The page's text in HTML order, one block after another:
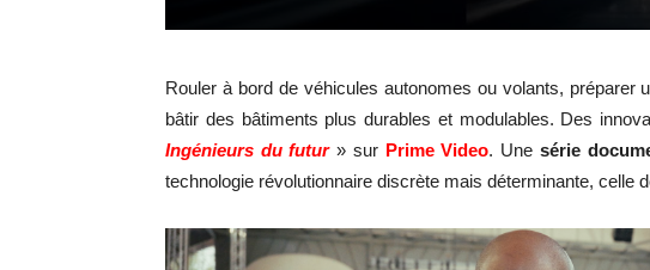
Rouler à bord de véhicules autonomes ou volants, préparer
bâtir des bâtiments plus durables et modulables. Des
Ingénieurs du futur» sur Prime Video. Une série
technologie révolutionnaire discrète mais déterminante, celle